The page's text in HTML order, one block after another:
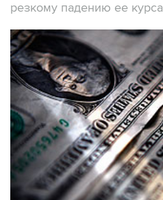
резкому падению ее курса